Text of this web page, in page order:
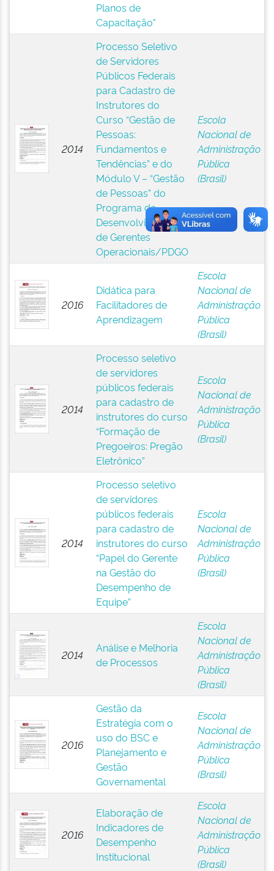
Planos de
Capacitação"
2014
Processo Seletivo
de Servidores
Públicos Federais
para Cadastro de
Instrutores do
Curso “Gestão de
Pessoas:
Fundamentos e
Tendências” e do
Módulo V – “Gestão
de Pessoas” do
Programa de
Desenvolvimento
de Gerentes
Operacionais/PDGO
Escola
Nacional de
Administração
Pública
(Brasil)
2016
Didática para
Facilitadores de
Aprendizagem
Escola
Nacional de
Administração
Pública
(Brasil)
2014
Processo seletivo
de servidores
públicos federais
para cadastro de
instrutores do curso
“Formação de
Pregoeiros: Pregão
Eletrônico”
Escola
Nacional de
Administração
Pública
(Brasil)
2014
Processo seletivo
de servidores
públicos federais
para cadastro de
instrutores do curso
“Papel do Gerente
na Gestão do
Desempenho de
Equipe”
Escola
Nacional de
Administração
Pública
(Brasil)
2014
Análise e Melhoria
de Processos
Escola
Nacional de
Administração
Pública
(Brasil)
2016
Gestão da
Estratégia com o
uso do BSC e
Planejamento e
Gestão
Governamental
Escola
Nacional de
Administração
Pública
(Brasil)
2016
Elaboração de
Indicadores de
Desempenho
Institucional
Escola
Nacional de
Administração
Pública
(Brasil)